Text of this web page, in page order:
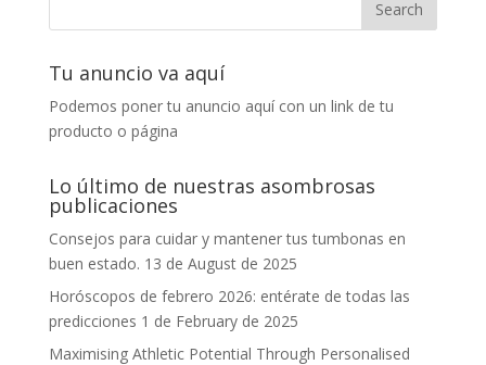
Tu anuncio va aquí
Podemos poner tu anuncio aquí con un link de tu
producto o página
Lo último de nuestras asombrosas
publicaciones
Consejos para cuidar y mantener tus tumbonas en
buen estado. 13 de August de 2025
Horóscopos de febrero 2026: entérate de todas las
predicciones 1 de February de 2025
Maximising Athletic Potential Through Personalised